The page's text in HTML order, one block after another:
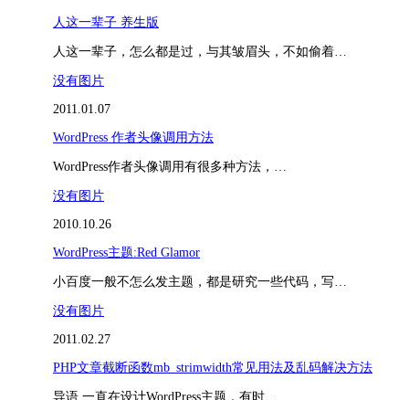
人这一辈子 养生版
人这一辈子，怎么都是过，与其皱眉头，不如偷着…
没有图片
2011.01.07
WordPress 作者头像调用方法
WordPress作者头像调用有很多种方法，…
没有图片
2010.10.26
WordPress主题:Red Glamor
小百度一般不怎么发主题，都是研究一些代码，写…
没有图片
2011.02.27
PHP文章截断函数mb_strimwidth常见用法及乱码解决方法
导语 一直在设计WordPress主题，有时…